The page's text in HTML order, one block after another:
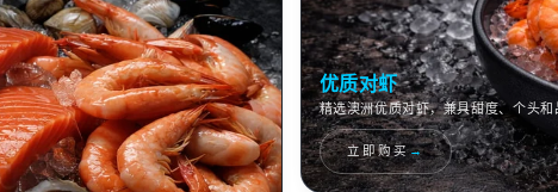
优质对虾
精选澳洲优质对虾，兼具甜度、个头和
立即购买→